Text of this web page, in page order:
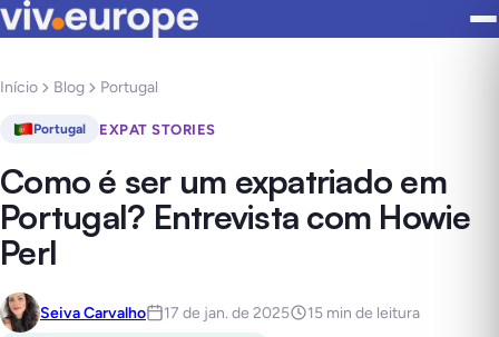
Início Blog Portugal
Portugal EXPAT STORIES
Como é ser um expatriado em
Portugal? Entrevista com Howie
Perl
Seiva Carvalho 17 de jan. de 2025 15 min de leitura